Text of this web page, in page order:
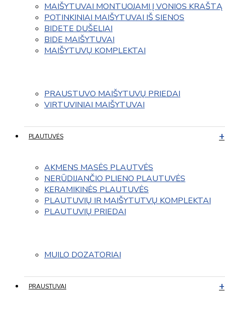
MAIŠYTUVAI MONTUOJAMI Į VONIOS KRAŠTĄ
POTINKINIAI MAIŠYTUVAI IŠ SIENOS
BIDETE DUŠELIAI
BIDE MAIŠYTUVAI
MAIŠYTUVŲ KOMPLEKTAI
PRAUSTUVO MAIŠYTUVŲ PRIEDAI
VIRTUVINIAI MAIŠYTUVAI
PLAUTUVĖS
AKMENS MASĖS PLAUTVĖS
NERŪDIJANČIO PLIENO PLAUTUVĖS
KERAMIKINĖS PLAUTUVĖS
PLAUTUVIŲ IR MAIŠYTUTVŲ KOMPLEKTAI
PLAUTUVIŲ PRIEDAI
MUILO DOZATORIAI
PRAUSTUVAI